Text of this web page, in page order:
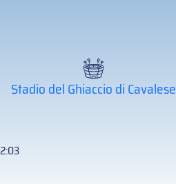
Stadio del Ghiaccio di Cavalese
2:03